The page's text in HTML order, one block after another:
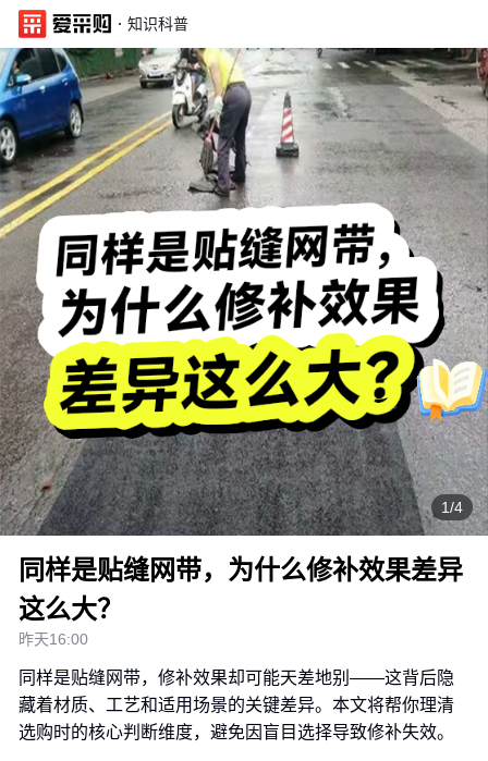
· 知识科普
1/4
同样是贴缝网带，为什么修补效果差异
这么大？
昨天16:00
同样是贴缝网带，修补效果却可能天差地别——这背后隐
藏着材质、工艺和适用场景的关键差异。本文将帮你理清
选购时的核心判断维度，避免因盲目选择导致修补失效。